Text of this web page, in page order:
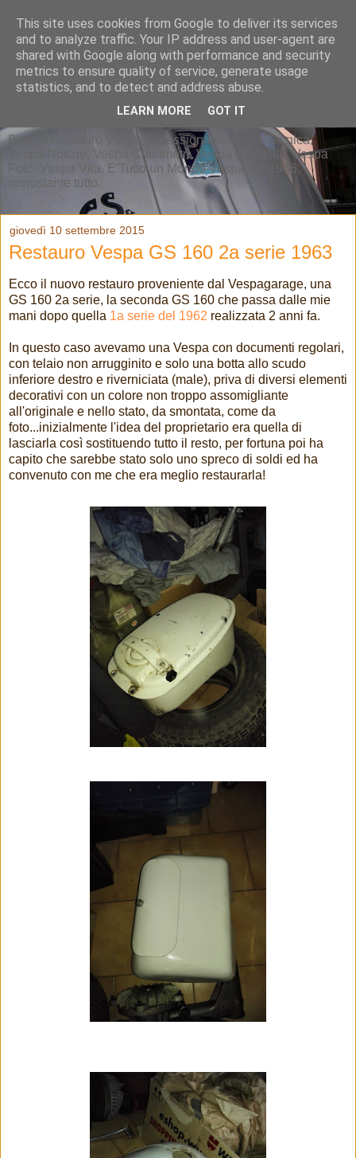
Blog di Restauro Vespa professionale, Vespa Tecnica,
Vespa Notizie, Vespa Chilometri, Vespa Curiosità, Vespa
Foto, Vespa Vita. E'Tutto un Mondo Vespa dal 1946,
nonostante tutto.
giovedì 10 settembre 2015
Restauro Vespa GS 160 2a serie 1963
Ecco il nuovo restauro proveniente dal Vespagarage, una
GS 160 2a serie, la seconda GS 160 che passa dalle mie
mani dopo quella 1a serie del 1962 realizzata 2 anni fa.
In questo caso avevamo una Vespa con documenti regolari,
con telaio non arrugginito e solo una botta allo scudo
inferiore destro e riverniciata (male), priva di diversi elementi
decorativi con un colore non troppo assomigliante
all'originale e nello stato, da smontata, come da
foto...inizialmente l'idea del proprietario era quella di
lasciarla così sostituendo tutto il resto, per fortuna poi ha
capito che sarebbe stato solo uno spreco di soldi ed ha
convenuto con me che era meglio restaurarla!
This site uses cookies from Google to deliver its services
and to analyze traffic. Your IP address and user-agent are
shared with Google along with performance and security
metrics to ensure quality of service, generate usage
statistics, and to detect and address abuse.
LEARN MORE GOT IT